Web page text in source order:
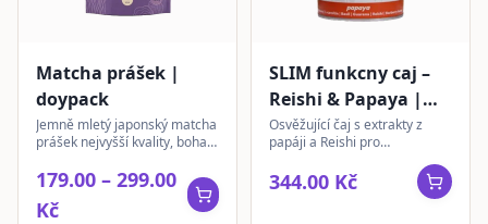
Matcha prášek |
doypack
Jemně mletý japonský matcha
prášek nejvyšší kvality, bohatý
pro přirozenou energii.
179.00 – 299.00
Kč
SLIM funkcny caj –
Reishi & Papaya |
sypaný
Osvěžující čaj s extrakty z
papáji a Reishi pro
chutí a vůní, ideální pro váš
ranní rituál.
344.00 Kč